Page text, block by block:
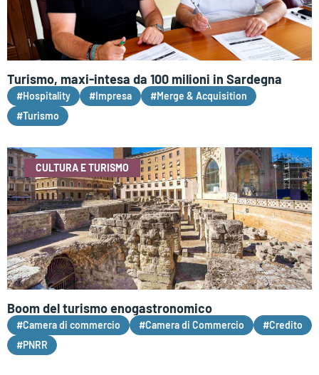
Turismo, maxi-intesa da 100 milioni in Sardegna
#Hospitality #Impresa
#Merge & Acquisition
#Turismo
CULTURA E TURISMO
Boom del turismo enogastronomico
#Camera di commercio #Camera di Commercio
#Credito
#PNRR